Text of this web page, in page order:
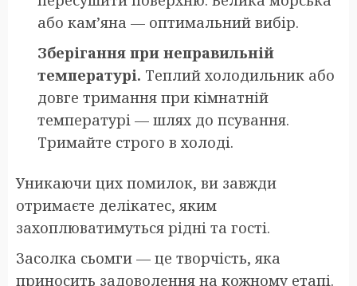
або кам’яна — оптимальний вибір.
Зберігання при неправильній
температурі. Теплий холодильник або
довге тримання при кімнатній
температурі — шлях до псування.
Тримайте строго в холоді.
Уникаючи цих помилок, ви завжди
отримаєте делікатес, яким
захоплюватимуться рідні та гості.
Засолка сьомги — це творчість, яка
приносить задоволення на кожному етапі.